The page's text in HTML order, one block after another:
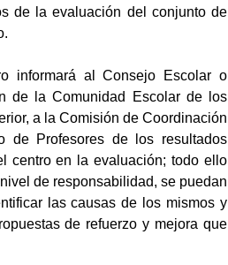
de la evaluación del conjunto de
informará al Consejo Escolar o
de la Comunidad Escolar de los
a la Comisión de Coordinación
de Profesores de los resultados
centro en la evaluación; todo ello
de responsabilidad, se puedan
las causas de los mismos y
de refuerzo y mejora que